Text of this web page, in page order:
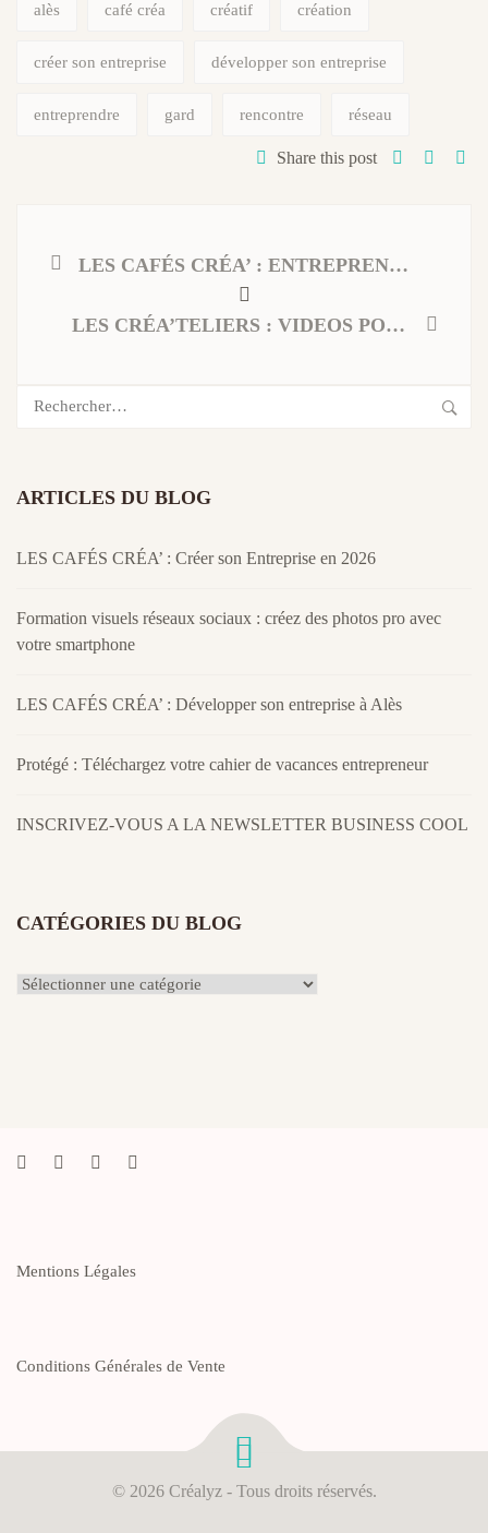
alès café créa créatif création
créer son entreprise développer son entreprise
entreprendre gard rencontre réseau
Share this post
LES CAFÉS CRÉA’ : ENTREPRENEURS AMELIOREZ VOTRE RAPPORT A L’ARGENT
LES CRÉA’TELIERS : VIDEOS POUR LES RESEAUX SOCIAUX
Rechercher :
ARTICLES DU BLOG
LES CAFÉS CRÉA’ : Créer son Entreprise en 2026
Formation visuels réseaux sociaux : créez des photos pro avec
votre smartphone
LES CAFÉS CRÉA’ : Développer son entreprise à Alès
Protégé : Téléchargez votre cahier de vacances entrepreneur
INSCRIVEZ-VOUS A LA NEWSLETTER BUSINESS COOL
CATÉGORIES DU BLOG
Catégories
Mentions Légales
Conditions Générales de Vente
© 2026 Créalyz - Tous droits réservés.